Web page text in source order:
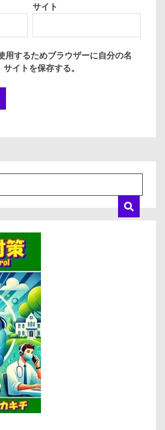
サイト
用するためブラウザーに自分の名
イトを保存する。